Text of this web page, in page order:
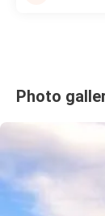
Photo